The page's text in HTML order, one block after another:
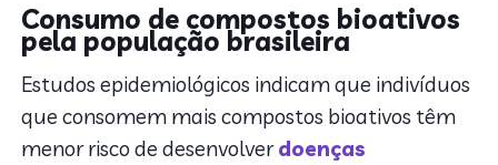
Consumo de compostos bioativos
pela população brasileira
Estudos epidemiológicos indicam que indivíduos
que consomem mais compostos bioativos têm
menor risco de desenvolverdoenças